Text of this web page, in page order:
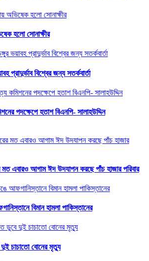
হলো সোনাক্ষীর
প্রাদুর্ভাব বিশ্বের জন্য সতর্কবার্তা
পদক্ষেপে হতাশ বিএনপি- সালাহউদ্দিন
মত এবারও আগাম ঈদ উদযাপন করছে পাঁচ হাজার পরিবার
বিমান হামলা পাকিস্তানের
চাচাতো বোনের মৃত্যু